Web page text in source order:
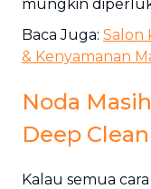
mungkin
Baca Juga: Salon
& Kenyamanan
Noda
Deep
Kalau semua